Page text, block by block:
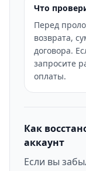
Что
Перед
возврата,
договора.
запросите
оплаты.
Как
аккаунт
Если вы